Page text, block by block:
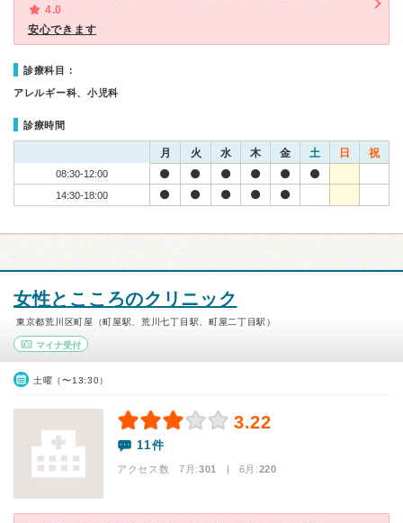
4.0
安心できます
診療科目：
アレルギー科、小児科
診療時間
月 火 水 木 金 土 日 祝
08:30-12:00
14:30-18:00
女性とこころのクリニック
東京都荒川区町屋（町屋駅、荒川七丁目駅、町屋二丁目駅）
マイナ受付
土曜（〜13:30）
3.22
11件
アクセス数 7月:301 | 6月:220